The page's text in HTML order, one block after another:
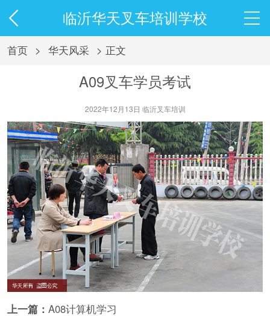
临沂华天叉车培训学校
首页 > 华天风采 > 正文
A09叉车学员考试
2022年12月13日 临沂叉车培训
上一篇： A08计算机学习